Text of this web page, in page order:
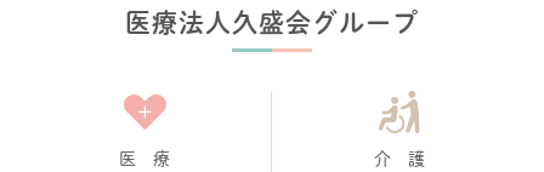
医療法人久盛会グループ
医 療 介 護